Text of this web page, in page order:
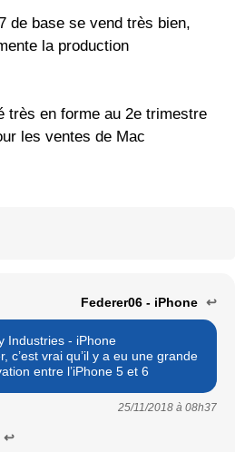
de base se vend très bien,
la production
très en forme au 2e trimestre
les ventes de Mac
Federer06 - iPhone ↩
Industries - iPhone
c’est vrai qu’il y a eu une grande
entre l’iPhone 5 et 6
25/11/2018 à 08h37
↩